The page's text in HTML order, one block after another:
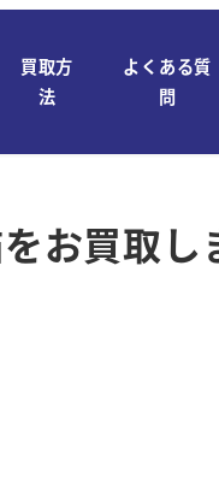
買取方
法
よくある質
問
お買取し